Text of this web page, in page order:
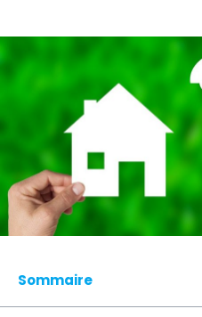
Sommaire